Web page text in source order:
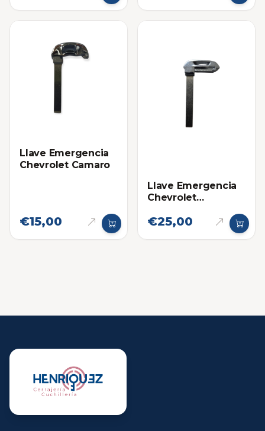
Llave Emergencia
Chevrolet Camaro
€15,00
Llave Emergencia
Chevrolet
Silverado y
€25,00